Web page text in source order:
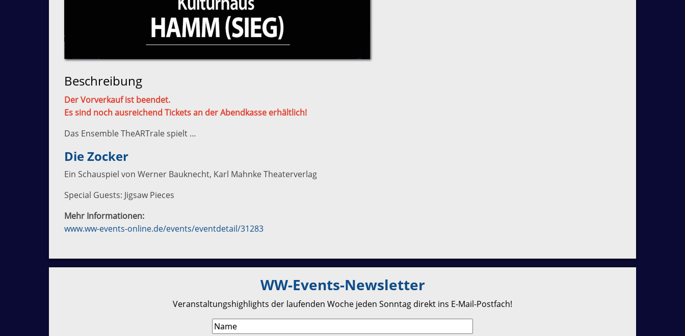
Beschreibung
Der Vorverkauf ist beendet.
Es sind noch ausreichend Tickets an der Abendkasse erhältlich!
Das Ensemble TheARTrale spielt …
Die Zocker
Ein Schauspiel von Werner Bauknecht, Karl Mahnke Theaterverlag
Special Guests: Jigsaw Pieces
Mehr Informationen:
www.ww-events-online.de/events/eventdetail/31283
WW-Events-Newsletter
Veranstaltungshighlights der laufenden Woche jeden Sonntag direkt ins E-Mail-Postfach!